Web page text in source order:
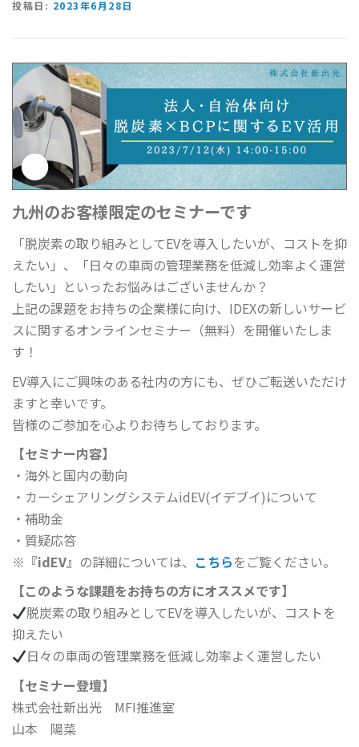
投稿日: 2023年6月28日
九州のお客様限定のセミナーです
「脱炭素の取り組みとしてEVを導入したいが、コストを抑
えたい」、「日々の車両の管理業務を低減し効率よく運営
したい」といったお悩みはございませんか？
上記の課題をお持ちの企業様に向け、IDEXの新しいサービ
スに関するオンラインセミナー（無料）を開催いたしま
す！
EV導入にご興味のある社内の方にも、ぜひご転送いただけ
ますと幸いです。
皆様のご参加を心よりお待ちしております。
【セミナー内容】
・海外と国内の動向
・カーシェアリングシステムidEV(イデブイ)について
・補助金
・質疑応答
※ 『idEV』 の詳細については、 こちらをご覧ください。
【このような課題をお持ちの方にオススメです】
脱炭素の取り組みとしてEVを導入したいが、コストを
抑えたい
日々の車両の管理業務を低減し効率よく運営したい
【セミナー登壇】
株式会社新出光 MFI推進室
山本 陽菜